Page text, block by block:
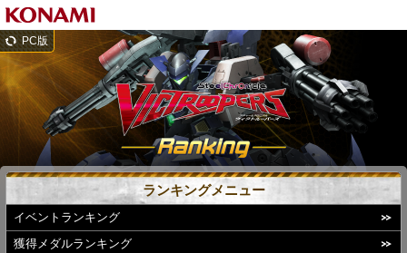
PC版
ランキングメニュー
イベントランキング
獲得メダルランキング